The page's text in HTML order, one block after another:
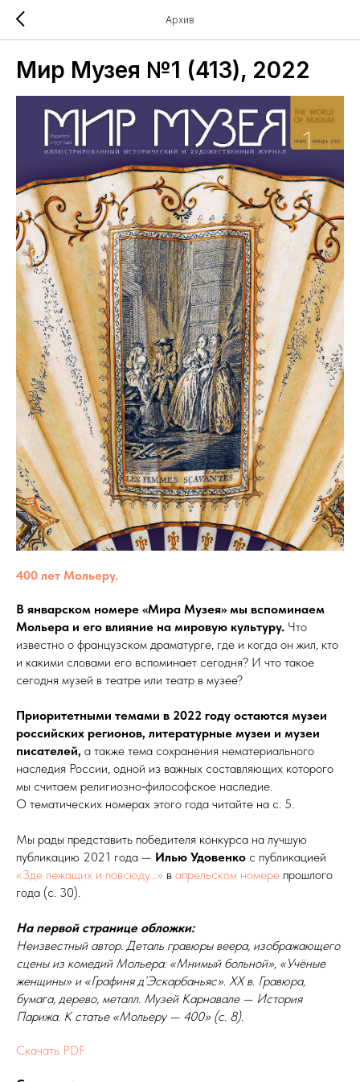
Архив
Мир Музея №1 (413), 2022
400 лет Мольеру.
В январском номере «Мира Музея» мы вспоминаем
Мольера и его влияние на мировую культуру. Что
известно о французском драматурге, где и когда он жил, кто
и какими словами его вспоминает сегодня? И что такое
сегодня музей в театре или театр в музее?
Приоритетными темами в 2022 году остаются музеи
российских регионов, литературные музеи и музеи
писателей, а также тема сохранения нематериального
наследия России, одной из важных составляющих которого
мы считаем религиозно‑философское наследие.
О тематических номерах этого года читайте на с. 5.
Мы рады представить победителя конкурса на лучшую
публикацию 2021 года — Илью Удовенко с публикацией
«Зде лежащих и повсюду...» в апрельском номере прошлого
года (с. 30).
На первой странице обложки:
Неизвестный автор. Деталь гравюры веера, изображающего
сцены из комедий Мольера: «Мнимый больной», «Учёные
женщины» и «Графиня д’Эскарбаньяс». ХХ в. Гравюра,
бумага, дерево, металл. Музей Карнавале — История
Парижа. К статье «Мольеру — 400» (с. 8).
Скачать PDF